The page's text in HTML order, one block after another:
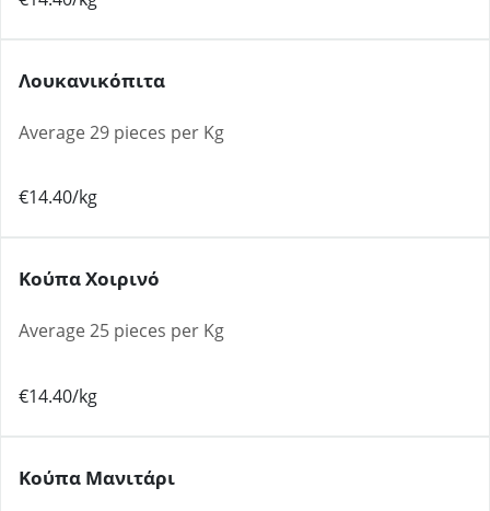
Λουκανικόπιτα
Average 29 pieces per Kg
€14.40/kg
Κούπα Χοιρινό
Average 25 pieces per Kg
€14.40/kg
Κούπα Μανιτάρι